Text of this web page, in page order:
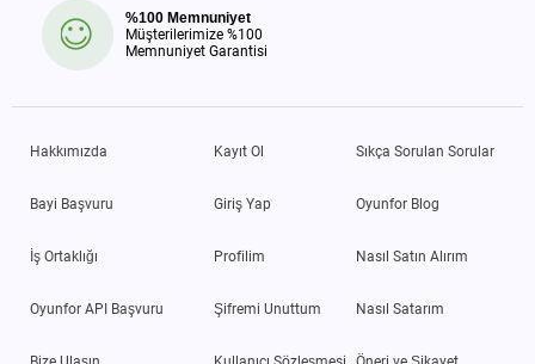
%100 Memnuniyet
Müşterilerimize %100
Memnuniyet Garantisi
Hakkımızda
Bayi Başvuru
İş Ortaklığı
Oyunfor API Başvuru
Kayıt Ol
Giriş Yap
Profilim
Şifremi Unuttum
Sıkça Sorulan Sorular
Oyunfor Blog
Nasıl Satın Alırım
Nasıl Satarım